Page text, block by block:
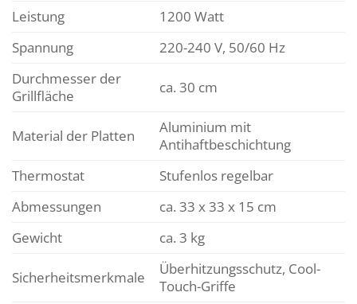
Leistung
1200 Watt
Spannung
220-240 V, 50/60 Hz
Durchmesser der
Grillfläche
ca. 30 cm
Material der Platten
Aluminium mit
Antihaftbeschichtung
Thermostat
Stufenlos regelbar
Abmessungen
ca. 33 x 33 x 15 cm
Gewicht
ca. 3 kg
Sicherheitsmerkmale
Überhitzungsschutz, Cool-
Touch-Griffe